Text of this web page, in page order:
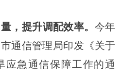
，提升调配效率。 今年
通信管理局印发《关于
应急通信保障工作的通